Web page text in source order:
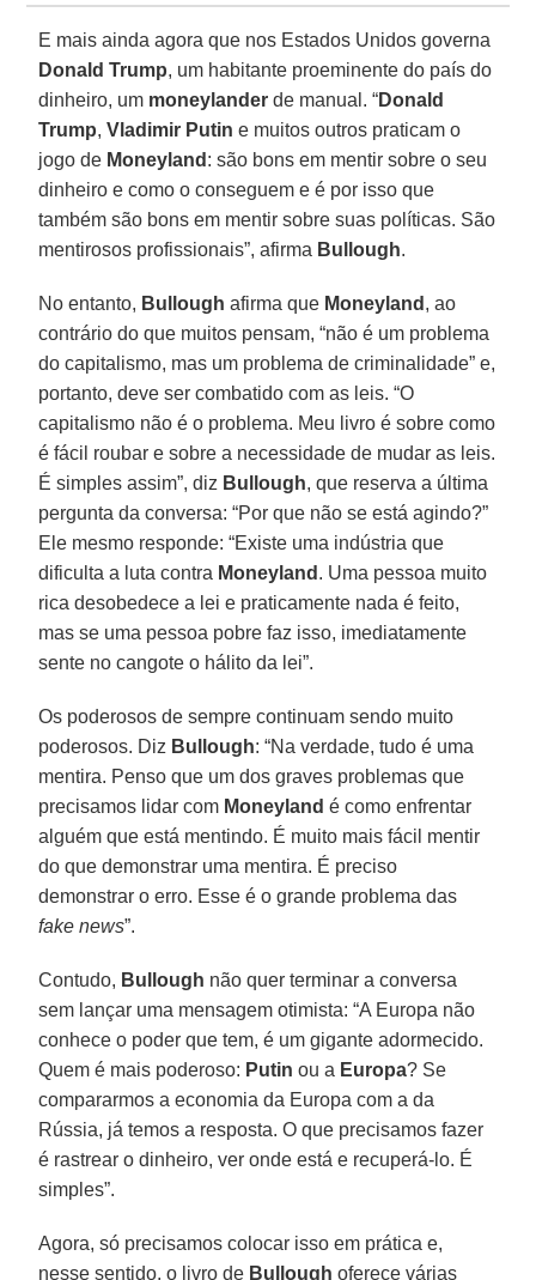
E mais ainda agora que nos Estados Unidos governa
Donald Trump, um habitante proeminente do país do
dinheiro, um moneylander de manual. “Donald
Trump,Vladimir Putin e muitos outros praticam o
jogo de Moneyland : são bons em mentir sobre o seu
dinheiro e como o conseguem e é por isso que
também são bons em mentir sobre suas políticas. São
mentirosos profissionais”, afirma Bullough.
No entanto, Bullough afirma que Moneyland , ao
contrário do que muitos pensam, “não é um problema
do capitalismo, mas um problema de criminalidade” e,
portanto, deve ser combatido com as leis. “O
capitalismo não é o problema. Meu livro é sobre como
é fácil roubar e sobre a necessidade de mudar as leis.
É simples assim”, diz Bullough, que reserva a última
pergunta da conversa: “Por que não se está agindo?”
Ele mesmo responde: “Existe uma indústria que
dificulta a luta contra Moneyland . Uma pessoa muito
rica desobedece a lei e praticamente nada é feito,
mas se uma pessoa pobre faz isso, imediatamente
sente no cangote o hálito da lei”.
Os poderosos de sempre continuam sendo muito
poderosos. Diz Bullough: “Na verdade, tudo é uma
mentira. Penso que um dos graves problemas que
precisamos lidar com Moneyland é como enfrentar
alguém que está mentindo. É muito mais fácil mentir
do que demonstrar uma mentira. É preciso
demonstrar o erro. Esse é o grande problema das
fake news”.
Contudo, Bullough não quer terminar a conversa
sem lançar uma mensagem otimista: “A Europa não
conhece o poder que tem, é um gigante adormecido.
Quem é mais poderoso: Putin ou a Europa? Se
compararmos a economia da Europa com a da
Rússia, já temos a resposta. O que precisamos fazer
é rastrear o dinheiro, ver onde está e recuperá-lo. É
simples”.
Agora, só precisamos colocar isso em prática e,
nesse sentido, o livro de Bullough oferece várias